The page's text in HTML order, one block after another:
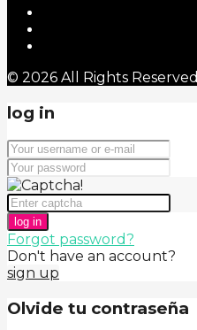
© 2026 All Rights Reserved
log in
log in
Forgot password?
Don't have an account?
sign up
Olvide tu contraseña